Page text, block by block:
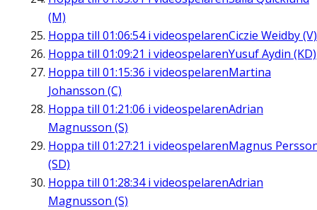
(M)
Hoppa till 01:06:54i videospelarenCiczie Weidby (V)
Hoppa till 01:09:21 i videospelarenYusuf Aydin (KD)
Hoppa till 01:15:36 i videospelarenMartina
Johansson (C)
Hoppa till 01:21:06 i videospelarenAdrian
Magnusson (S)
Hoppa till 01:27:21 i videospelarenMagnus
(SD)
Hoppa till 01:28:34i videospelarenAdrian
Magnusson (S)